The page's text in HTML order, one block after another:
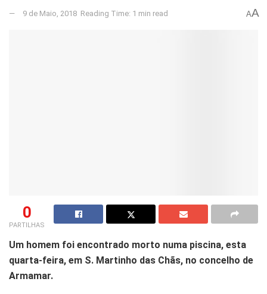
9 de Maio, 2018 Reading Time: 1 min read AA
0
PARTILHAS
Um homem foi encontrado morto numa piscina, esta
quarta-feira, em S. Martinho das Chãs, no concelho de
Armamar.